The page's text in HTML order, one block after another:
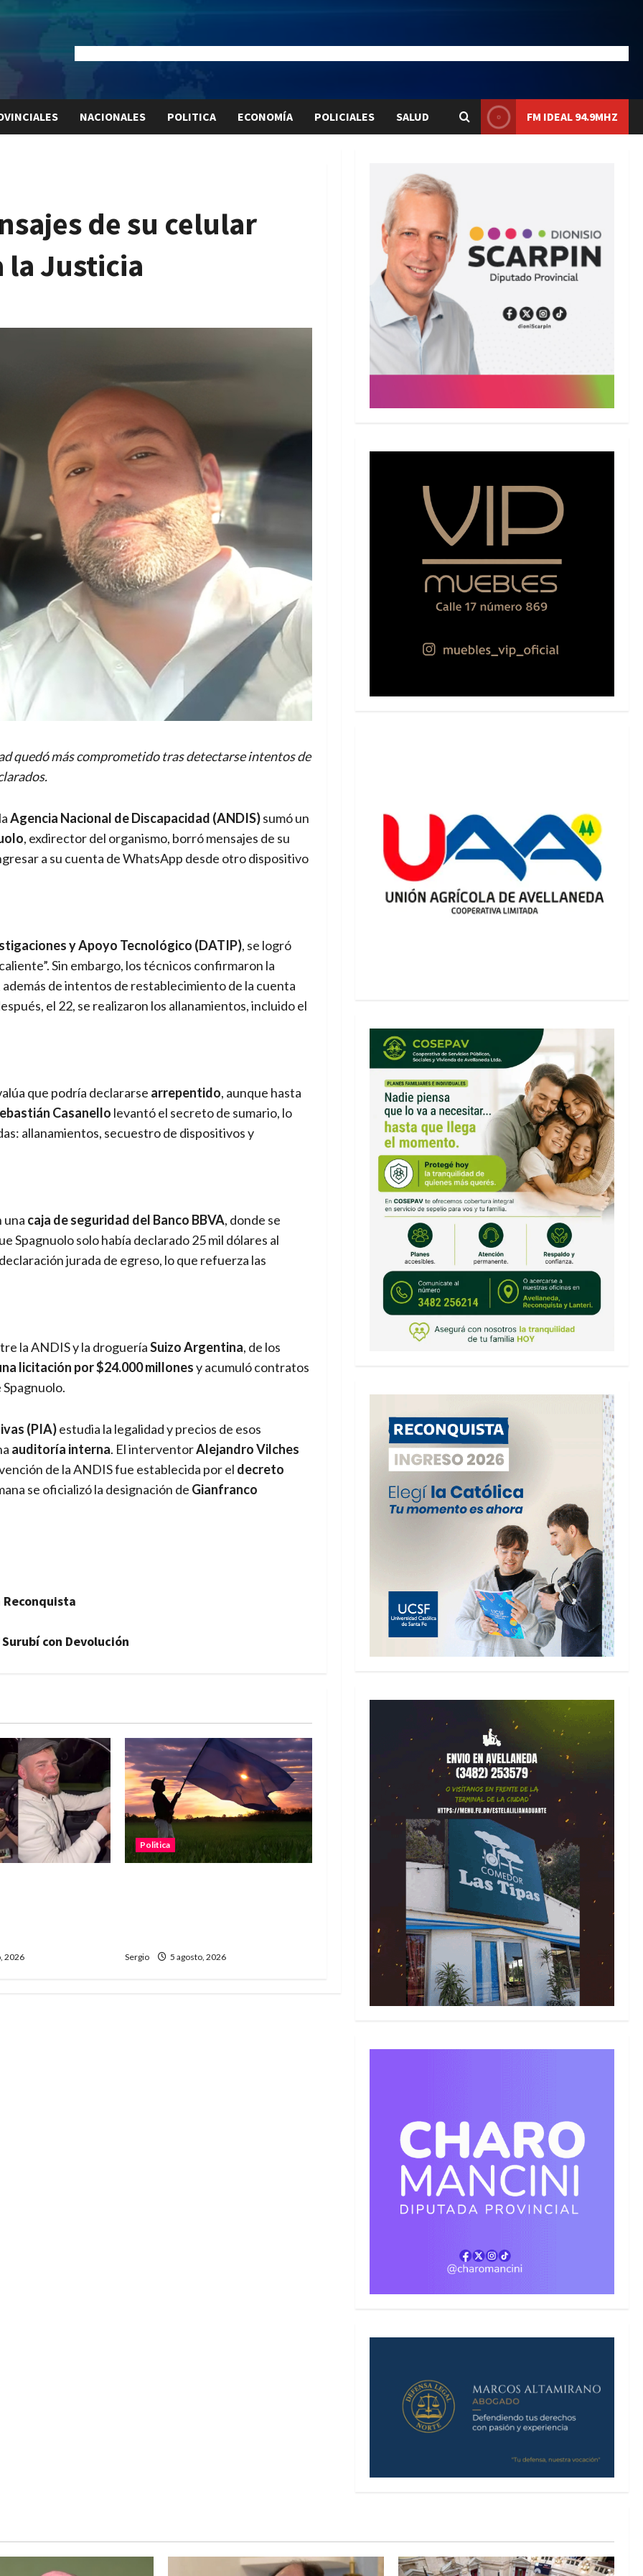
NACIONALES POLITICA ECONOMÍA POLICIALES SALUD FM IDEAL 94.9MHZ
de su celular
la Justicia
quedó más comprometido tras detectarse intentos de
Agencia Nacional de Discapacidad (ANDIS)sumó un
, exdirector del organismo, borró mensajes de su
a su cuenta de WhatsApp desde otro dispositivo
y Apoyo Tecnológico (DATIP), se logró
Sin embargo, los técnicos confirmaron la
de intentos de restablecimiento de la cuenta
el 22, se realizaron los allanamientos, incluido el
que podría declararse arrepentido, aunque hasta
Casanello levantó el secreto de sumario, lo
allanamientos, secuestro de dispositivos y
una caja de seguridad del Banco BBVA, donde se
Spagnuolo solo había declarado 25 mil dólares al
jurada de egreso, lo que refuerza las
la ANDIS y la drogueríaSuizo Argentina, de los
licitación por $24.000 millonesy acumuló contratos
(PIA)estudia la legalidad y precios de esos
auditoría interna. El interventorAlejandro Vilches
de la ANDIS fue establecida por el decreto
se oficializó la designación de Gianfranco
Reconquista
con Devolución
2026
Politica
Sergio 5 agosto, 2026